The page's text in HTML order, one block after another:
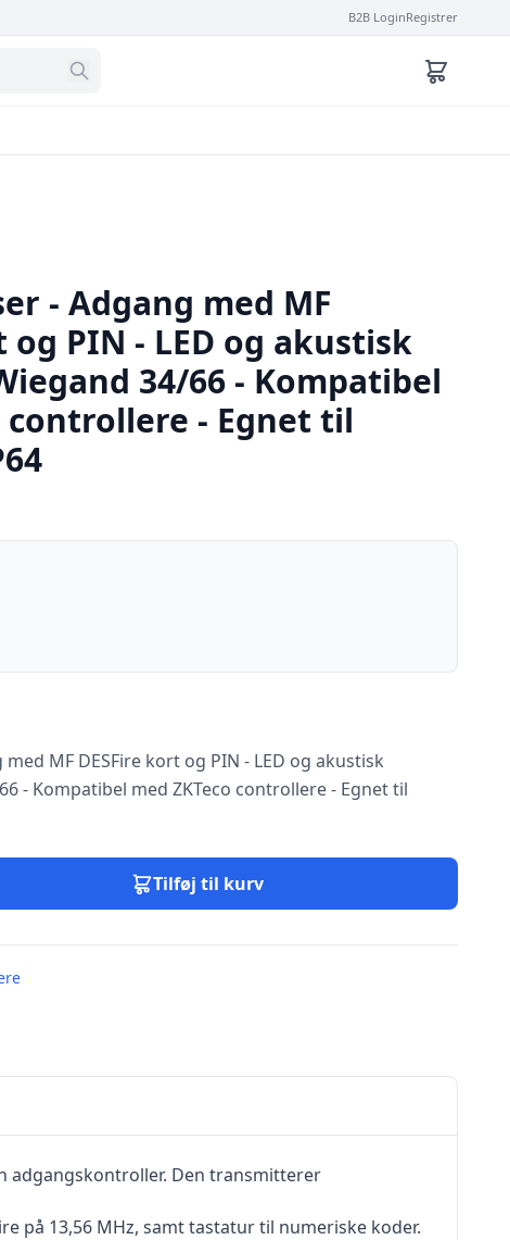
B2B LoginRegistrer
- Adgang med MF
og PIN - LED og akustisk
34/66 - Kompatibel
controllere - Egnet til
MF DESFire kort og PIN - LED og akustisk
- Kompatibel med ZKTeco controllere - Egnet til
Tilføj til kurv
adgangskontroller. Den transmitterer
på 13,56 MHz, samt tastatur til numeriske koder.